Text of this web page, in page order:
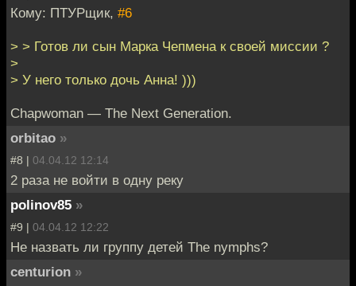
Кому: ПТУРщик, #6
> > Готов ли сын Марка Чепмена к своей миссии ?
>
> У него только дочь Анна! )))
Chapwoman — The Next Generation.
orbitao »
#8 | 04.04.12 12:14
2 раза не войти в одну реку
polinov85 »
#9 | 04.04.12 12:22
Не назвать ли группу детей The nymphs?
centurion »